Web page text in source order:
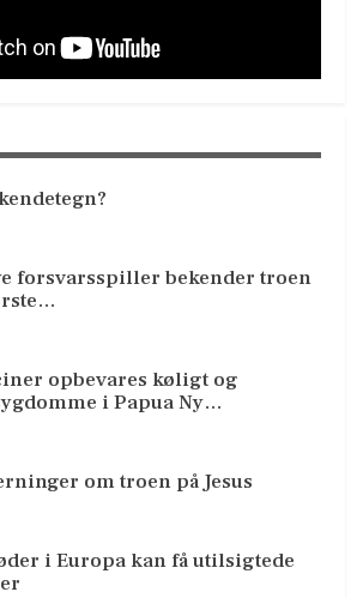
forsvarsspiller bekender troen
opbevares køligt og
i Papua Ny…
om troen på Jesus
i Europa kan få utilsigtede